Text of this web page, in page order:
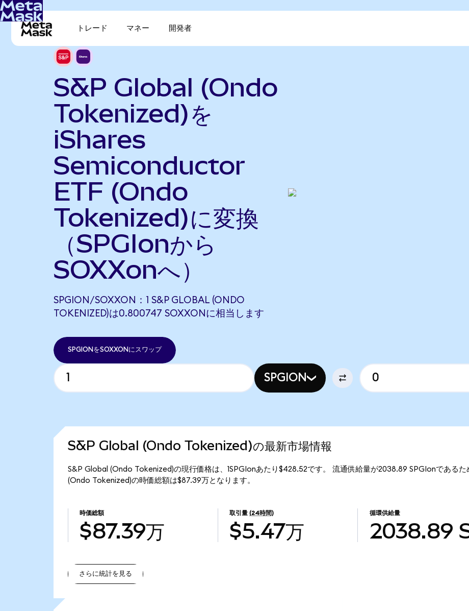
トレード マネー 開発者
S&P Global (Ondo
Tokenized)を
iShares
Semiconductor
ETF (Ondo
Tokenized)に変換
（SPGIonから
SOXXonへ）
SPGION/SOXXON：1 S&P GLOBAL (ONDO
TOKENIZED)は0.800747 SOXXONに相当します
SPGIONをSOXXONにスワップ
SPGION
S&P Global (Ondo Tokenized)の最新市場情報
S&P Global (Ondo Tokenized)の現行価格は、1SPGIonあたり$428.52です。 流通供給量が2038.89 SPGIonであるた
(Ondo Tokenized)の時価総額は$87.39万となります。
時価総額
$87.39万
取引量 (24時間)
$5.47万
循環供給量
2038.89
さらに統計を見る